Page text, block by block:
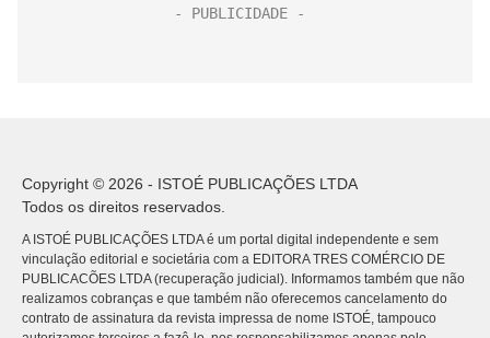
Copyright © 2026 - ISTOÉ PUBLICAÇÕES LTDA
Todos os direitos reservados.
A ISTOÉ PUBLICAÇÕES LTDA é um portal digital independente e sem
vinculação editorial e societária com a EDITORA TRES COMÉRCIO DE
PUBLICACÕES LTDA (recuperação judicial). Informamos também que não
realizamos cobranças e que também não oferecemos cancelamento do
contrato de assinatura da revista impressa de nome ISTOÉ, tampouco